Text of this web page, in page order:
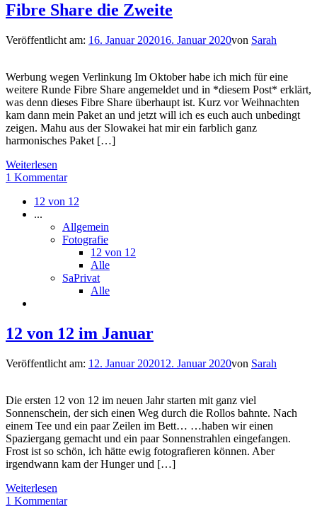
Fibre Share die Zweite
Veröffentlicht am: 16. Januar 202016. Januar 2020von Sarah
Werbung wegen Verlinkung Im Oktober habe ich mich für eine
weitere Runde Fibre Share angemeldet und in *diesem Post* erklärt,
was denn dieses Fibre Share überhaupt ist. Kurz vor Weihnachten
kam dann mein Paket an und jetzt will ich es euch auch unbedingt
zeigen. Mahu aus der Slowakei hat mir ein farblich ganz
harmonisches Paket […]
Weiterlesen
1 Kommentar
12 von 12
...
Allgemein
Fotografie
12 von 12
Alle
SaPrivat
Alle
12 von 12 im Januar
Veröffentlicht am: 12. Januar 202012. Januar 2020von Sarah
Die ersten 12 von 12 im neuen Jahr starten mit ganz viel
Sonnenschein, der sich einen Weg durch die Rollos bahnte. Nach
einem Tee und ein paar Zeilen im Bett… …haben wir einen
Spaziergang gemacht und ein paar Sonnenstrahlen eingefangen.
Frost ist so schön, ich hätte ewig fotografieren können. Aber
irgendwann kam der Hunger und […]
Weiterlesen
1 Kommentar